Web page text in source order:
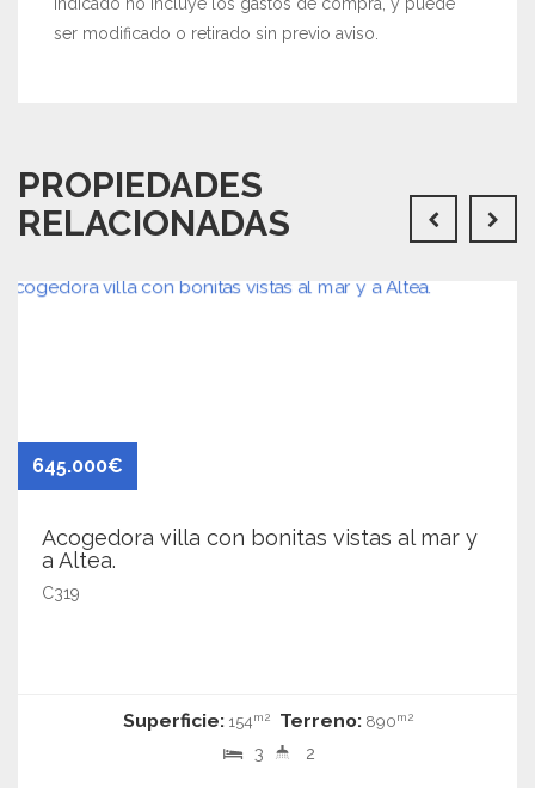
ser modificado o retirado sin previo aviso.
PROPIEDADES
RELACIONADAS
645.000€
Acogedora villa con bonitas vistas al mar y
a Altea.
C319
Superficie:154m2 Terreno:890m2
3 2